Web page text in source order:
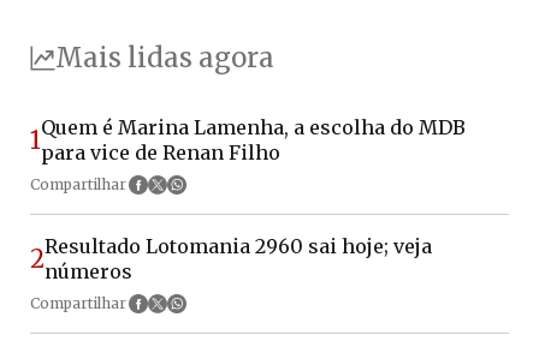
Mais lidas agora
1Quem é Marina Lamenha, a escolha do MDB
para vice de Renan Filho
Compartilhar
2Resultado Lotomania 2960 sai hoje; veja
números
Compartilhar